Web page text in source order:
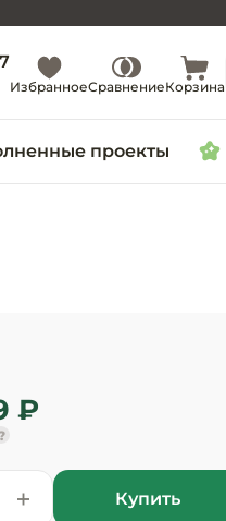
ИзбранноеСравнениеКорзина
проекты
₽
Купить